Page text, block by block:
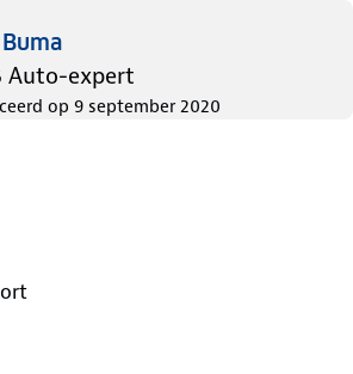
Auto-expert
op 9 september 2020